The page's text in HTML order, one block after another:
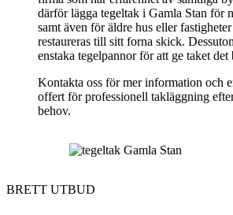
därför lägga tegeltak i Gamla Stan för
samt även för äldre hus eller
restaureras till sitt forna skick.
enstaka tegelpannor för att ge taket det
Kontakta oss för mer information och
offert för professionell takläggning
behov.
BRETT UTBUD